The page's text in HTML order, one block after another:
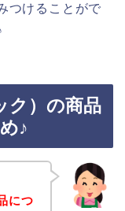
つけることがで
ク）の商品
♪
につ